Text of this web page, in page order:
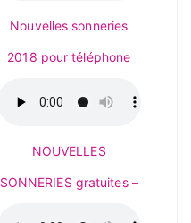
Nouvelles sonneries
2018 pour téléphone
NOUVELLES
SONNERIES gratuites –